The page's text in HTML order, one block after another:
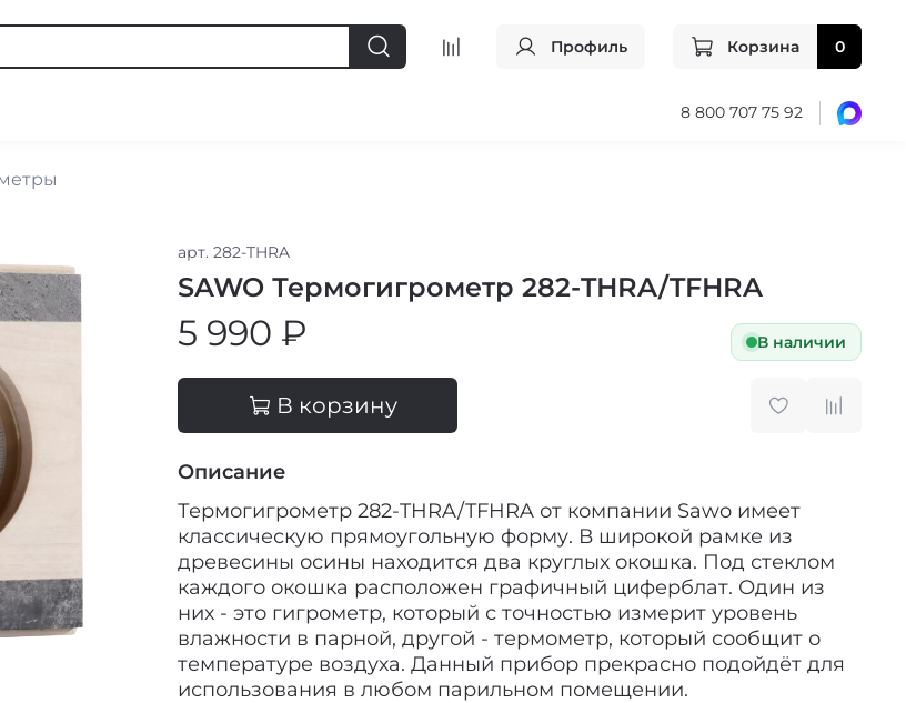
Профиль Корзина 0
8 800 707 75 92
арт. 282-THRA
SAWO Термогигрометр 282-THRA/TFHRA
5 990 ₽ В наличии
В корзину
Описание
Термогигрометр 282-THRA/TFHRA от компании Sawo имеет
классическую прямоугольную форму. В широкой рамке из
древесины осины находится два круглых окошка. Под стеклом
каждого окошка расположен графичный циферблат. Один из
них - это гигрометр, который с точностью измерит уровень
влажности в парной, другой - термометр, который сообщит о
температуре воздуха. Данный прибор прекрасно подойдёт для
использования в любом парильном помещении.